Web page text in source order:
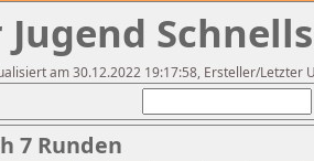
am 30.12.2022 19:17:58, Ersteller/Letzter
7 Runden